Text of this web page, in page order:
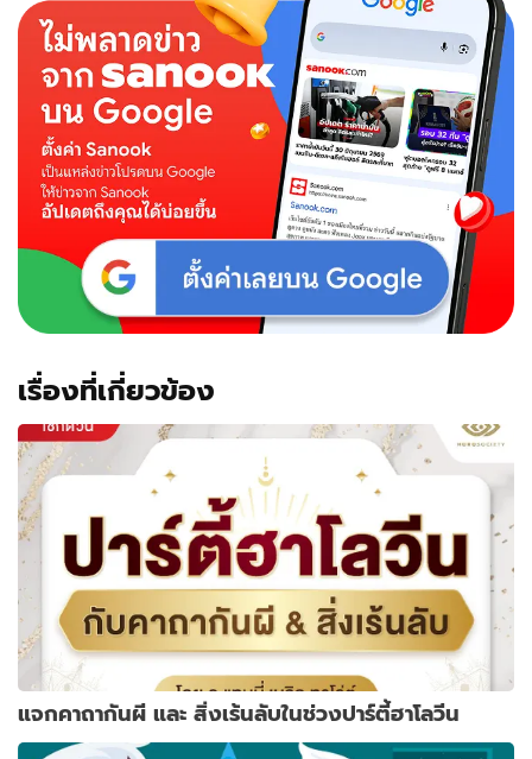
เรื่องที่เกี่ยวข้อง
แจกคาถากันผี และ สิ่งเร้นลับในช่วงปาร์ตี้ฮาโลวีน